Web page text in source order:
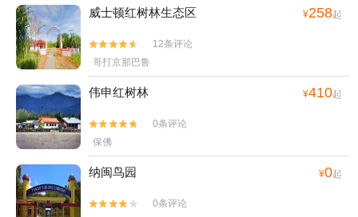
威士顿红树林生态区 ¥258起


12条评论
哥打京那巴鲁
伟申红树林 ¥410起


0条评论
保佛
纳闽鸟园 ¥0起


0条评论